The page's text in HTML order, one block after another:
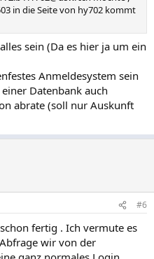
in die Seite von hy702 kommt
sein (Da es hier ja um ein
Anmeldesystem sein
Datenbank auch
abrate (soll nur Auskunft
#6
fertig . Ich vermute es
wir von der